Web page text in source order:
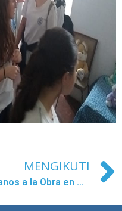
MENGIKUTI
Manos a la Obra en Gifu